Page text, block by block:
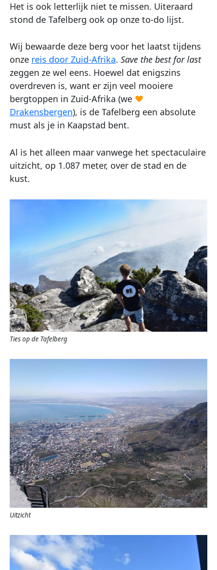
Het is ook letterlijk niet te missen. Uiteraard
stond de Tafelberg ook op onze to-do lijst.
Wij bewaarde deze berg voor het laatst tijdens
onze reis door Zuid-Afrika. Save the best for last
zeggen ze wel eens. Hoewel dat enigszins
overdreven is, want er zijn veel mooiere
bergtoppen in Zuid-Afrika (we ♥
Drakensbergen), is de Tafelberg een absolute
must als je in Kaapstad bent.
Al is het alleen maar vanwege het spectaculaire
uitzicht, op 1.087 meter, over de stad en de
kust.
Ties op de Tafelberg
Uitzicht